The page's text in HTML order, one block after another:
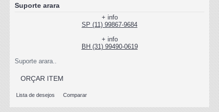
Suporte arara
+ info
SP (11) 99867-9684
+ info
BH (31) 99490-0619
Suporte arara..
ORÇAR ITEM
Lista de desejos Comparar